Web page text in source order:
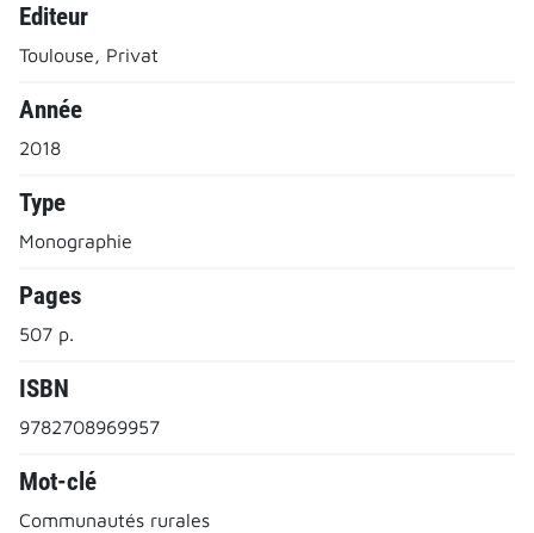
Editeur
Toulouse, Privat
Année
2018
Type
Monographie
Pages
507 p.
ISBN
9782708969957
Mot-clé
Communautés rurales